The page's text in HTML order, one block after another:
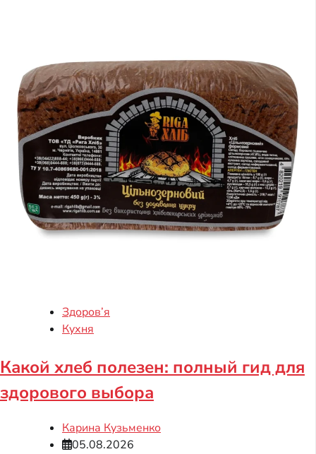
Здоров’я
Кухня
Какой хлеб полезен: полный гид для
здорового выбора
Карина Кузьменко
05.08.2026